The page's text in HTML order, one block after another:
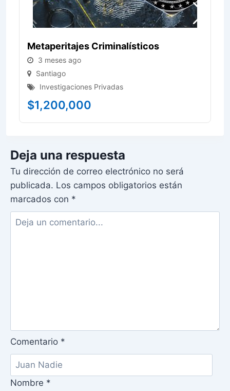
Metaperitajes Criminalísticos
3 meses ago
Santiago
Investigaciones Privadas
$1,200,000
Deja una respuesta
Tu dirección de correo electrónico no será
publicada. Los campos obligatorios están
marcados con *
Comentario *
Nombre *